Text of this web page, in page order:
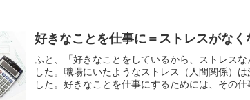
好きなことを仕事に＝ストレスがなく
ふと、「好きなことをしているから、ストレス
した。職場にいたようなストレス（人間関係）
した。好きなことを仕事にするためには、その